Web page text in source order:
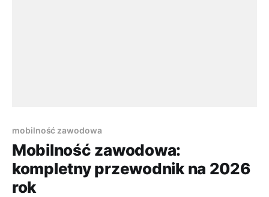
mobilność zawodowa
Mobilność zawodowa:
kompletny przewodnik na 2026
rok